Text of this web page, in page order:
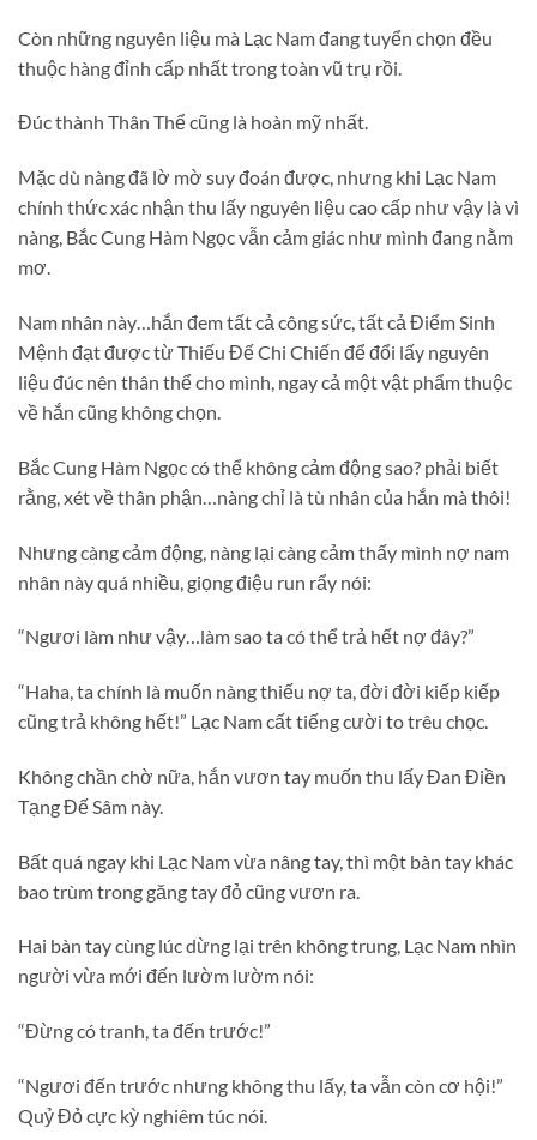
Còn những nguyên liệu mà Lạc Nam đang tuyển chọn đều
thuộc hàng đỉnh cấp nhất trong toàn vũ trụ rồi.
Đúc thành Thân Thể cũng là hoàn mỹ nhất.
Mặc dù nàng đã lờ mờ suy đoán được, nhưng khi Lạc Nam
chính thức xác nhận thu lấy nguyên liệu cao cấp như vậy là vì
nàng, Bắc Cung Hàm Ngọc vẫn cảm giác như mình đang nằm
mơ.
Nam nhân này…hắn đem tất cả công sức, tất cả Điểm Sinh
Mệnh đạt được từ Thiếu Đế Chi Chiến để đổi lấy nguyên
liệu đúc nên thân thể cho mình, ngay cả một vật phẩm thuộc
về hắn cũng không chọn.
Bắc Cung Hàm Ngọc có thể không cảm động sao? phải biết
rằng, xét về thân phận…nàng chỉ là tù nhân của hắn mà thôi!
Nhưng càng cảm động, nàng lại càng cảm thấy mình nợ nam
nhân này quá nhiều, giọng điệu run rẩy nói:
“Ngươi làm như vậy…làm sao ta có thể trả hết nợ đây?”
“Haha, ta chính là muốn nàng thiếu nợ ta, đời đời kiếp kiếp
cũng trả không hết!” Lạc Nam cất tiếng cười to trêu chọc.
Không chần chờ nữa, hắn vươn tay muốn thu lấy Đan Điền
Tạng Đế Sâm này.
Bất quá ngay khi Lạc Nam vừa nâng tay, thì một bàn tay khác
bao trùm trong găng tay đỏ cũng vươn ra.
Hai bàn tay cùng lúc dừng lại trên không trung, Lạc Nam nhìn
người vừa mới đến lườm lườm nói:
“Đừng có tranh, ta đến trước!”
“Ngươi đến trước nhưng không thu lấy, ta vẫn còn cơ hội!”
Quỷ Đỏ cực kỳ nghiêm túc nói.